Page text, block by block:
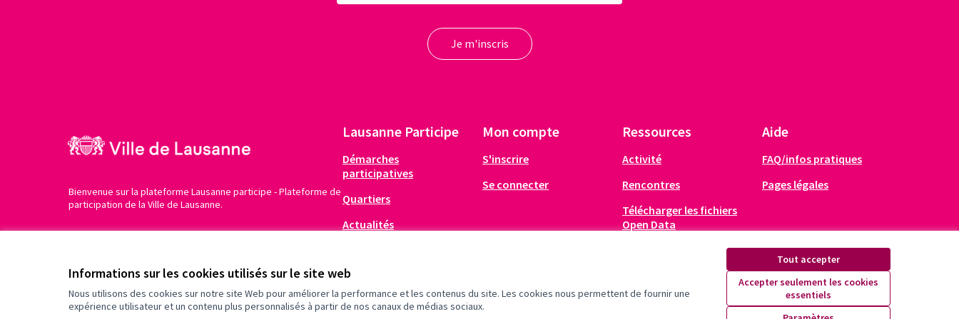
Informations sur les cookies utilisés sur le site web
Nous utilisons des cookies sur notre site Web pour améliorer la performance et les contenus du site. Les cookies nous permettent de fournir une
expérience utilisateur et un contenu plus personnalisés à partir de nos canaux de médias sociaux.
Tout accepter
Accepter seulement les cookies
essentiels
02 Le Terminus/bar/scène/bus
20 Le 1er marché gratuit lausannois
Nombre de votes9666 (8794 papier/872 internet)1. Le projet en deux lignesVos armoires regorgent d'habits, de livres ou autres objets dont vous n'avez plus l'utilité ? Le marché gratuit est là pour vous ! Venez partager un moment convivial et faire un…
Bienvenue sur la plateforme Lausanne participe - Plateforme de
participation de la Ville de Lausanne.
Lausanne Participe
Démarches
participatives
Quartiers
Actualités
Mon compte
S'inscrire
Se connecter
Ressources
Activité
Rencontres
Télécharger les fichiers
Open Data
Aide
FAQ/infos pratiques
Pages légales
Conditions d'utilisation Paramètres des cookies X FacebookInstagram
YouTube